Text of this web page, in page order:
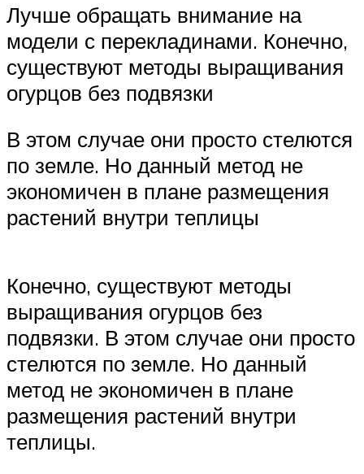
Лучше обращать внимание на
модели с перекладинами. Конечно,
существуют методы выращивания
огурцов без подвязки
В этом случае они просто стелются
по земле. Но данный метод не
экономичен в плане размещения
растений внутри теплицы
Конечно, существуют методы
выращивания огурцов без
подвязки. В этом случае они просто
стелются по земле. Но данный
метод не экономичен в плане
размещения растений внутри
теплицы.